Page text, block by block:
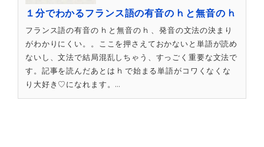
１分でわかるフランス語の有音の h と無音の h
フランス語の有音の h と無音の h 、発音の文法の決まり
がわかりにくい。。ここを押さえておかないと単語が読め
ないし、文法で結局混乱しちゃう、すっごく重要な文法で
す。記事を読んだあとは h で始まる単語がコワくなくな
り大好き♡になれます。…